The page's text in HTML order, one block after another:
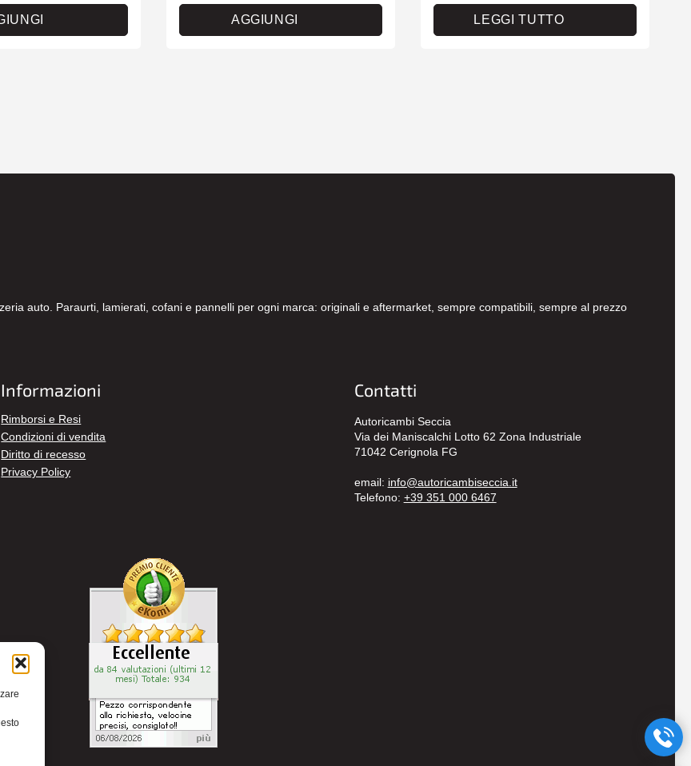
AGGIUNGI LEGGI TUTTO
auto. Paraurti, lamierati, cofani e pannelli per ogni marca: originali e aftermarket, sempre compatibili, sempre al prezzo
Informazioni
Rimborsi e Resi
Condizioni di vendita
Diritto di recesso
Privacy Policy
Contatti
Autoricambi Seccia
Via dei Maniscalchi Lotto 62 Zona Industriale
71042 Cerignola FG
email: info@autoricambiseccia.it
Telefono: +39 351 000 6467